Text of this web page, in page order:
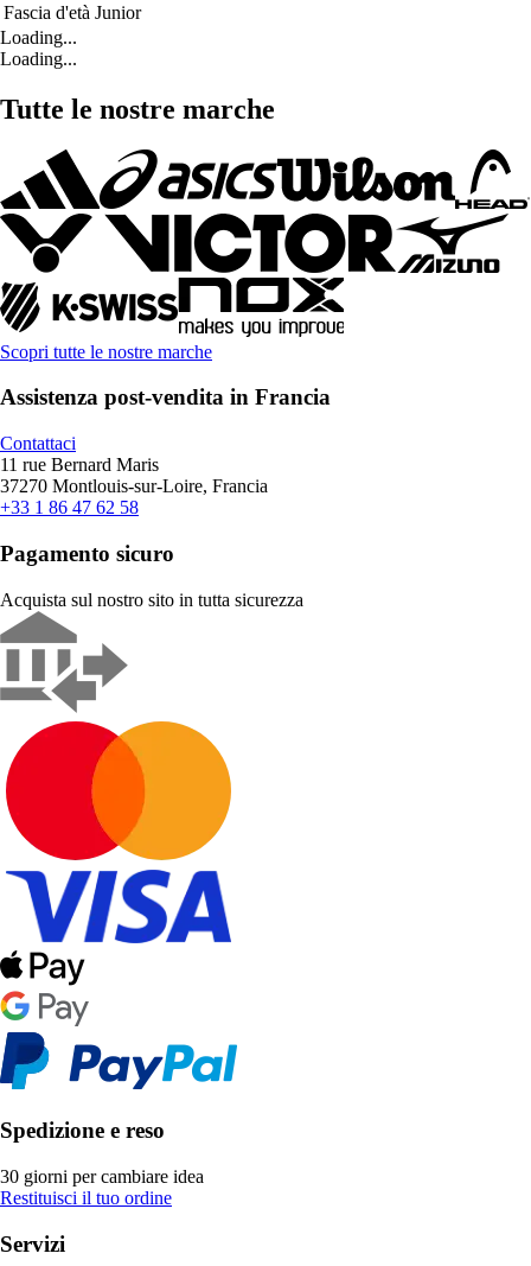
Fascia d'età Junior
Loading...
Loading...
Tutte le nostre marche
Scopri tutte le nostre marche
Assistenza post-vendita in Francia
Contattaci
11 rue Bernard Maris
37270 Montlouis-sur-Loire, Francia
+33 1 86 47 62 58
Pagamento sicuro
Acquista sul nostro sito in tutta sicurezza
Spedizione e reso
30 giorni per cambiare idea
Restituisci il tuo ordine
Servizi